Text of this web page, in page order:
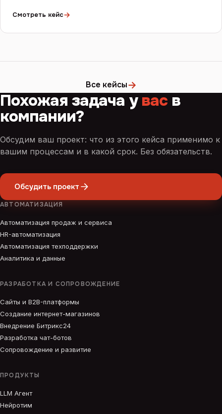
Смотреть кейс→
Все кейсы→
Похожая задача увасв
компании?
Обсудим ваш проект: что из этого кейса применимо к
вашим процессам и в какой срок. Без обязательств.
Обсудить проект
АВТОМАТИЗАЦИЯ
Автоматизация продаж и сервиса
HR-автоматизация
Автоматизация техподдержки
Аналитика и данные
РАЗРАБОТКА И СОПРОВОЖДЕНИЕ
Сайты и B2B-платформы
Создание интернет-магазинов
Внедрение Битрикс24
Разработка чат-ботов
Сопровождение и развитие
ПРОДУКТЫ
LLM Агент
Нейротим